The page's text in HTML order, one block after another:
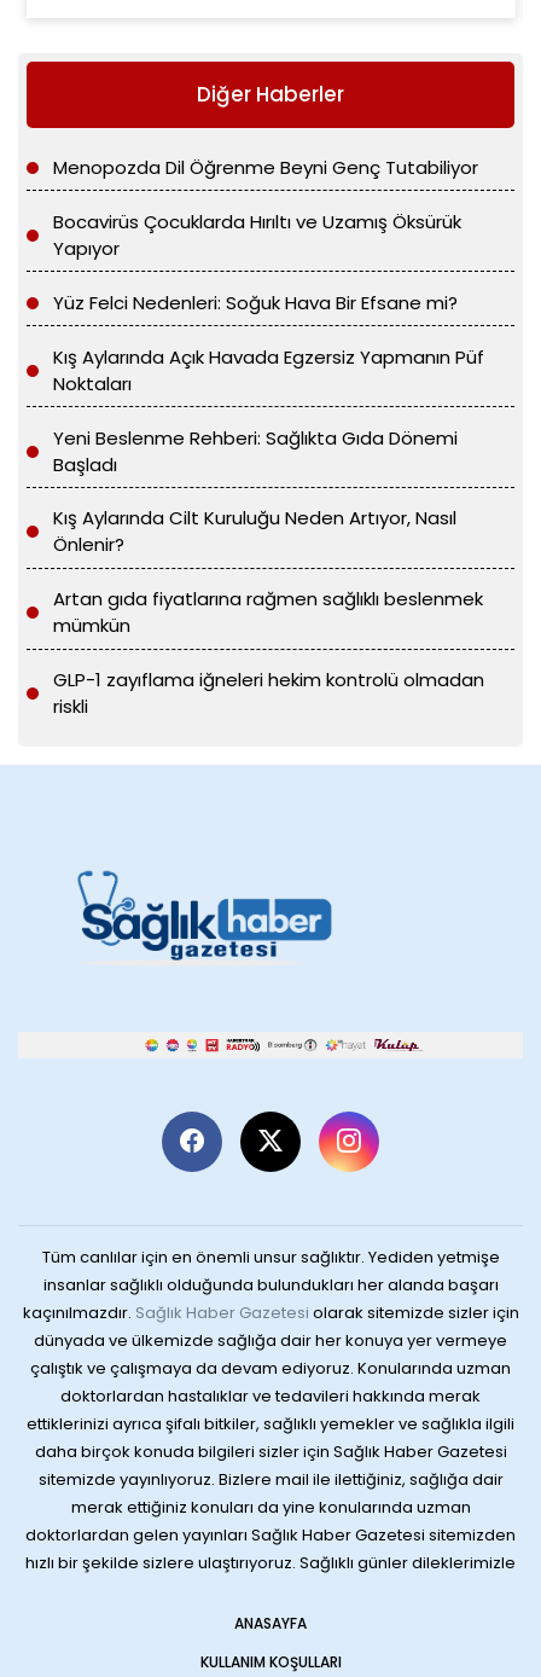
Diğer Haberler
Menopozda Dil Öğrenme Beyni Genç Tutabiliyor
Bocavirüs Çocuklarda Hırıltı ve Uzamış Öksürük
Yapıyor
Yüz Felci Nedenleri: Soğuk Hava Bir Efsane mi?
Kış Aylarında Açık Havada Egzersiz Yapmanın Püf
Noktaları
Yeni Beslenme Rehberi: Sağlıkta Gıda Dönemi
Başladı
Kış Aylarında Cilt Kuruluğu Neden Artıyor, Nasıl
Önlenir?
Artan gıda fiyatlarına rağmen sağlıklı beslenmek
mümkün
GLP-1 zayıflama iğneleri hekim kontrolü olmadan
riskli
Tüm canlılar için en önemli unsur sağlıktır. Yediden yetmişe
insanlar sağlıklı olduğunda bulundukları her alanda başarı
kaçınılmazdır. Sağlık Haber Gazetesi olarak sitemizde sizler için
dünyada ve ülkemizde sağlığa dair her konuya yer vermeye
çalıştık ve çalışmaya da devam ediyoruz. Konularında uzman
doktorlardan hastalıklar ve tedavileri hakkında merak
ettiklerinizi ayrıca şifalı bitkiler, sağlıklı yemekler ve sağlıkla ilgili
daha birçok konuda bilgileri sizler için Sağlık Haber Gazetesi
sitemizde yayınlıyoruz. Bizlere mail ile ilettiğiniz, sağlığa dair
merak ettiğiniz konuları da yine konularında uzman
doktorlardan gelen yayınları Sağlık Haber Gazetesi sitemizden
hızlı bir şekilde sizlere ulaştırıyoruz. Sağlıklı günler dileklerimizle
ANASAYFA
KULLANIM KOŞULLARI